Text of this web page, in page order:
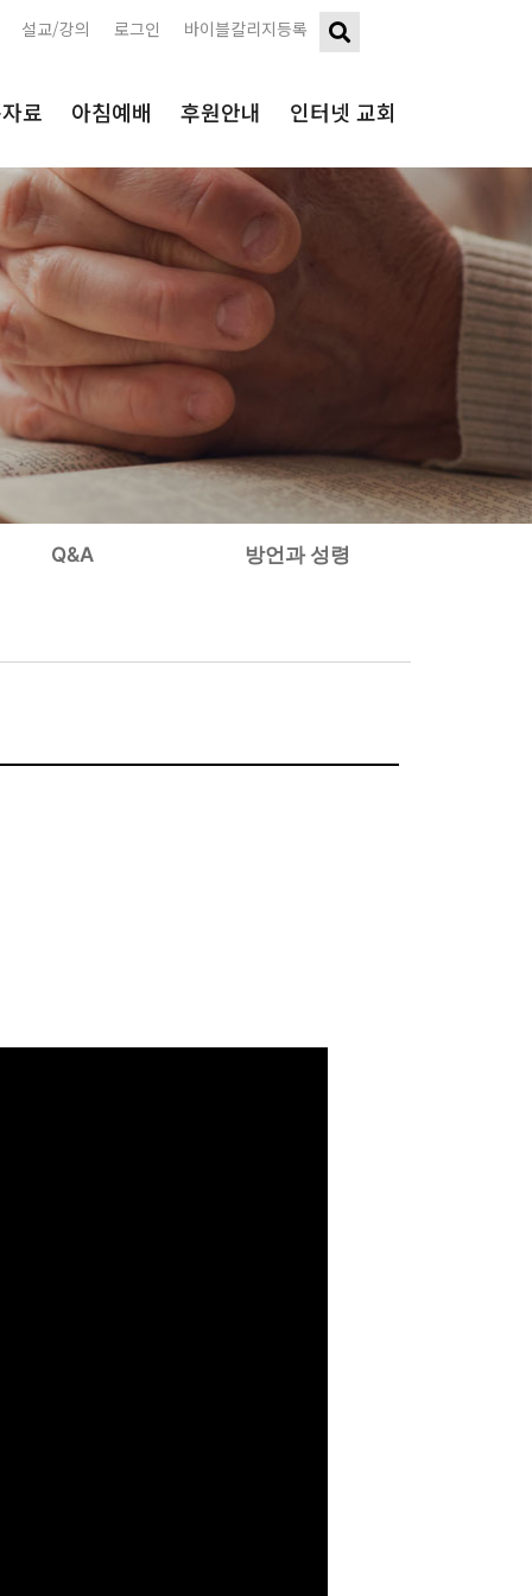
바이블칼리지등록
로그인
설교/강의
료 아침예배 후원안내 인터넷 교회
Q&A 방언과 성령